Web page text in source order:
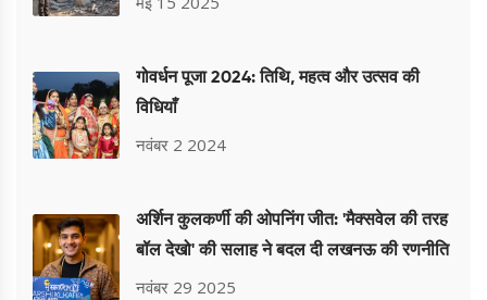
गोवर्धन पूजा 2024: तिथि, महत्व और उत्सव की
विधियाँ
नवंबर 2 2024
अर्शिन कुलकर्णी की ओपनिंग जीत: 'मैक्सवेल की तरह
बॉल देखो' की सलाह ने बदल दी लखनऊ की रणनीति
नवंबर 29 2025